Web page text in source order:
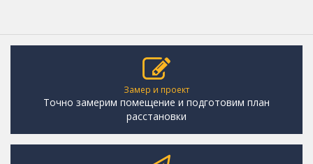
Замер и проект
Точно замерим помещение и подготовим план
расстановки